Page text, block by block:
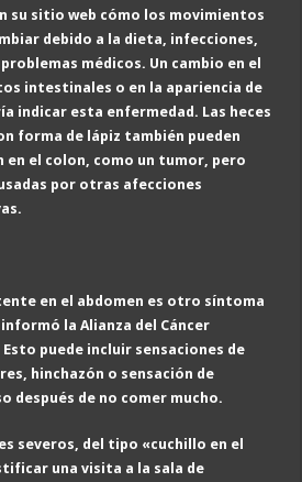
su sitio web cómo los movimientos
debido a la dieta, infecciones,
médicos. Un cambio en el
intestinales o en la apariencia de
indicar esta enfermedad. Las heces
forma de lápiz también pueden
en el colon, como un tumor, pero
por otras afecciones
en el abdomen es otro síntoma
la Alianza del Cáncer
puede incluir sensaciones de
hinchazón o sensación de
después de no comer mucho.
severos, del tipo «cuchillo en el
una visita a la sala de